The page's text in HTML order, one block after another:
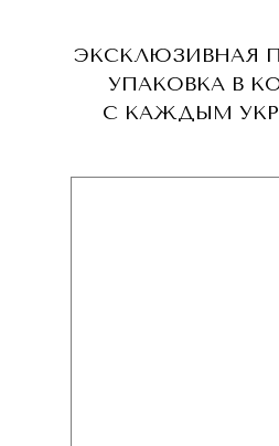
ЭКСКЛЮЗИВНАЯ
УПАКОВКА В
С КАЖДЫМ